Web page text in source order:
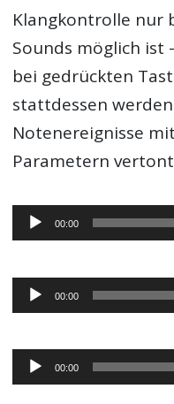
Klangkontrolle nur
Sounds möglich ist
bei gedrückten
stattdessen
Notenereignisse
Parametern
Audio-
Player
00:00
Audio-
Player
00:00
Audio-
Player
00:00